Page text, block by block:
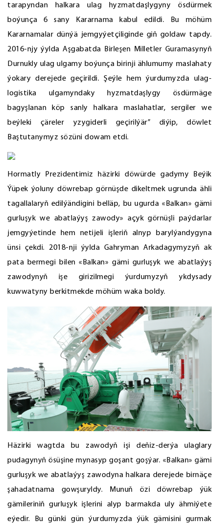
tarapyndan halkara ulag hyzmatdaşlygyny ösdürmek
boýunça 6 sany Kararnama kabul edildi. Bu möhüm
Kararnamalar dünýä jemgyýetçiliginde giň goldaw tapdy.
2016-njy ýylda Aşgabatda Birleşen Milletler Guramasynyň
Durnukly ulag ulgamy boýunça birinji ählumumy maslahaty
ýokary derejede geçirildi. Şeýle hem ýurdumyzda ulag-
logistika ulgamyndaky hyzmatdaşlygy ösdürmäge
bagyşlanan köp sanly halkara maslahatlar, sergiler we
beýleki çäreler yzygiderli geçirilýär” diýip, döwlet
Baştutanymyz sözüni dowam etdi.
Hormatly Prezidentimiz häzirki döwürde gadymy Beýik
Ýüpek ýoluny döwrebap görnüşde dikeltmek ugrunda ähli
tagallalaryň edilýändigini belläp, bu ugurda «Balkan» gämi
gurluşyk we abatlaýyş zawody» açyk görnüşli paýdarlar
jemgyýetinde hem netijeli işleriň alnyp barylýandygyna
ünsi çekdi. 2018-nji ýylda Gahryman Arkadagymyzyň ak
pata bermegi bilen «Balkan» gämi gurluşyk we abatlaýyş
zawodynyň işe girizilmegi ýurdumyzyň ykdysady
kuwwatyny berkitmekde möhüm waka boldy.
Häzirki wagtda bu zawodyň işi deňiz-derýa ulaglary
pudagynyň ösüşine mynasyp goşant goşýar. «Balkan» gämi
gurluşyk we abatlaýyş zawodyna halkara derejede birnäçe
şahadatnama gowşuryldy. Munuň özi döwrebap ýük
gämileriniň gurluşyk işlerini alyp barmakda uly ähmiýete
eýedir. Bu günki gün ýurdumyzda ýük gämisini gurmak